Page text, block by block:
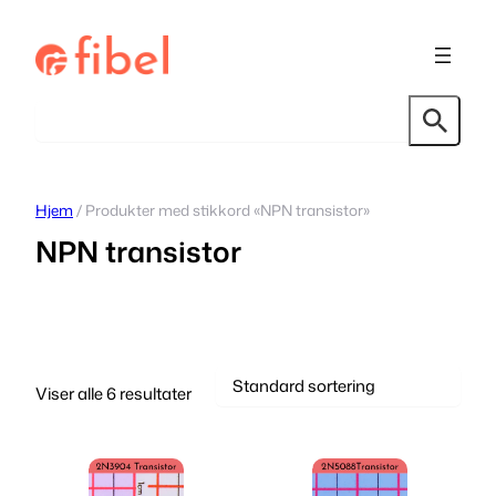
innhold
Hjem/ Produkter med stikkord «NPN transistor»
NPN transistor
Viser alle 6 resultater